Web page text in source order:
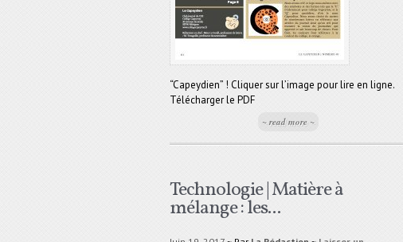
“Capeydien” ! Cliquer sur l’image pour lire en ligne.
Télécharger le PDF
~ read more ~
Technologie | Matière à
mélange : les...